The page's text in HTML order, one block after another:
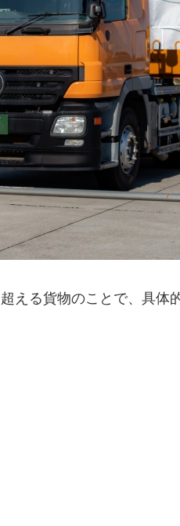
える貨物のことで、具体